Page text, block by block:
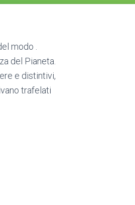
modo .
del Pianeta.
e distintivi,
trafelati